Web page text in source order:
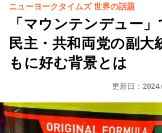
ニューヨークタイムズ 世界の話題
「マウンテンデュー
民主・共和両党の副大
もに好む背景とは
更新日：